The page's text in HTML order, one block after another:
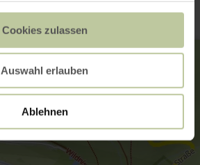
Cookies zulassen
Auswahl erlauben
Ablehnen